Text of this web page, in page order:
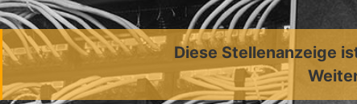
Diese Stellenanzeige